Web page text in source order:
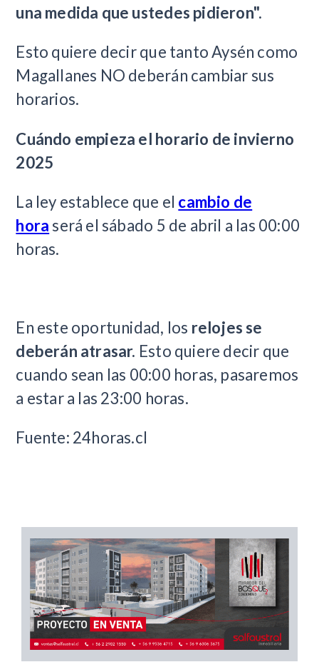
una medida que ustedes pidieron".
Esto quiere decir que tanto Aysén como
Magallanes NO deberán cambiar sus
horarios.
Cuándo empieza el horario de invierno
2025
La ley establece que el cambio de
hora será el sábado 5 de abril a las 00:00
horas.
En este oportunidad, los relojes se
deberán atrasar. Esto quiere decir que
cuando sean las 00:00 horas, pasaremos
a estar a las 23:00 horas.
Fuente: 24horas.cl